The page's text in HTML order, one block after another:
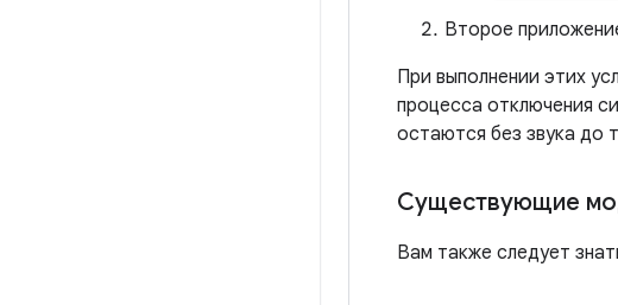
Второе
При выполнении этих
процесса отключения
остаются без звука до
Существующие
Вам также следует